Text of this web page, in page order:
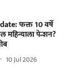
फक्त 10 वर्षे
महिन्याला पेन्शन?
10 Jul 2026